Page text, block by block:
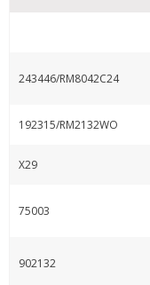
243446/RM8042C24
192315/RM2132WO
Х29
75003
902132